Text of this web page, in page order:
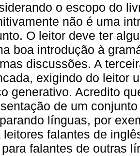
o escopo do
não é uma
O leitor deve ter
boa introdução à
discussões. A
exigindo do leitor
generativo. Acredito
de um
línguas, por
leitores falantes de
falantes de outras